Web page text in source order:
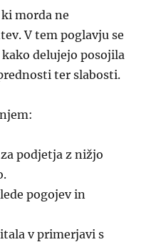
morda ne
V tem poglavju se
delujejo posojila
ter slabosti.
podjetja z nižjo
pogojev in
v primerjavi s